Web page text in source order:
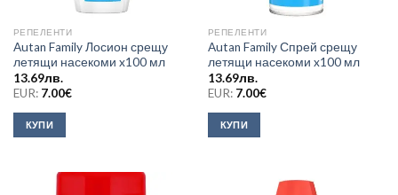
РЕПЕЛЕНТИ
Autan Family Лосион срещу
летящи насекоми x100 мл
13.69лв.
EUR: 7.00€
КУПИ
РЕПЕЛЕНТИ
Autan Family Спрей срещу
летящи насекоми x100 мл
13.69лв.
EUR: 7.00€
КУПИ